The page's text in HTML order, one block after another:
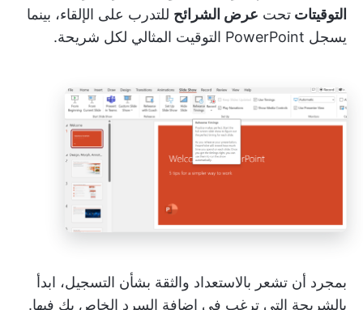
التوقيتات تحت عرض الشرائح للتدرب على الإلقاء، بينما
يسجل PowerPoint التوقيت المثالي لكل شريحة.
بمجرد أن تشعر بالاستعداد والثقة بشأن التسجيل، ابدأ
بالشريحة التي ترغب في إضافة السرد الخاص بك فيها.